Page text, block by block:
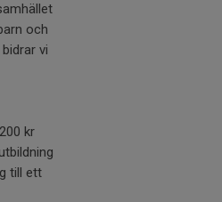
och
vi
kr
till ett